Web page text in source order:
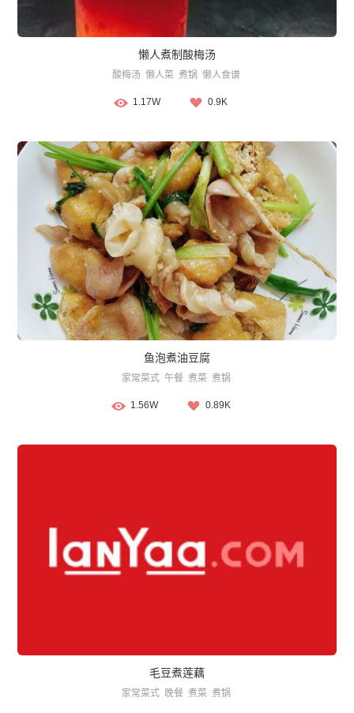
懒人煮制酸梅汤
酸梅汤 懒人菜 煮锅 懒人食谱
1.17W 0.9K
鱼泡煮油豆腐
家常菜式 午餐 煮菜 煮锅
1.56W 0.89K
毛豆煮莲藕
家常菜式 晚餐 煮菜 煮锅